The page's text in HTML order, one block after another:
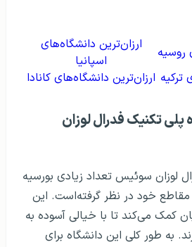
روسیه
ارزان‌ترین دانشگاه‌های
اسپانیا
ترکیه ارزان‌ترین دانشگاه‌های کانادا
تکنیک فدرال لوزان
لوزان سوئیس تعداد زیادی بورسیه
مقاطع خود در نظر گرفته‌است. این
کمک می‌کند تا با خیالی آسوده به
به طور کلی این دانشگاه برای